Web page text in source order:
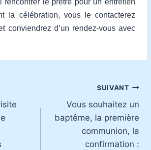
rencontrer le prêtre pour un entretien
la célébration, vous le contacterez
conviendrez d’un rendez-vous avec
SUIVANT
Vous souhaitez un
baptême, la première
communion, la
confirmation :